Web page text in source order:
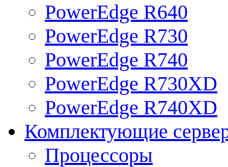
PowerEdge R640
PowerEdge R730
PowerEdge R740
PowerEdge R730XD
PowerEdge R740XD
Комплектующие
Процессоры